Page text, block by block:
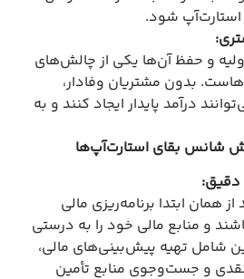
استارت‌آپ شود.
:
و حفظ آن‌ها یکی از چالش‌های
بدون مشتریان وفادار،
درآمد پایدار ایجاد کنند و به
شانس بقای استارت‌آپ‌ها
دقیق:
همان ابتدا برنامه‌ریزی مالی
و منابع مالی خود را به درستی
شامل تهیه پیش‌بینی‌های مالی،
و جست‌وجوی منابع تأمین